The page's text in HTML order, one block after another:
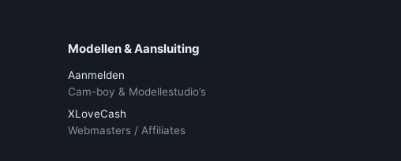
Modellen & Aansluiting
Aanmelden
Cam-boy & Modellestudio’s
XLoveCash
Webmasters / Affiliates